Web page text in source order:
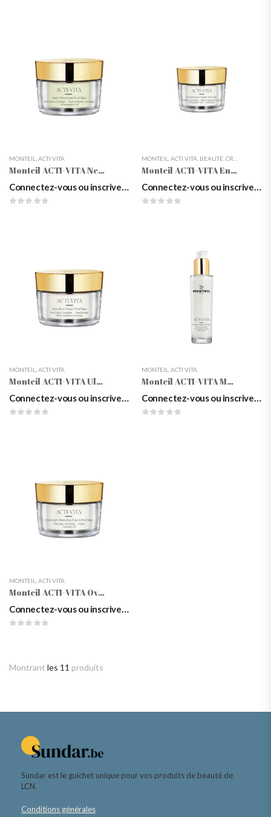
MONTEIL ACTI VITA
Monteil ACTI-VITA Neck Treatment ProCGen
Connectez-vous ou inscrivez-vous pour voir les prix
MONTEIL ACTI VITA BEAUTÉ CRÈMES & SÉRUMS DES YEUX
Monteil ACTI-VITA Enriched Eye Creme ProCGen, 15ml
Connectez-vous ou inscrivez-vous pour voir les prix
MONTEIL ACTI VITA
Monteil ACTI-VITA Ultra Rich Creme ProCGen
Connectez-vous ou inscrivez-vous pour voir les prix
MONTEIL ACTI VITA
Monteil ACTI-VITA Moisture Lotion ProCGen, 50ml
Connectez-vous ou inscrivez-vous pour voir les prix
MONTEIL ACTI VITA
Monteil ACTI-VITA Overnight Restoring Creme ProCGen
Connectez-vous ou inscrivez-vous pour voir les prix
Montrant les 11 produits
Sundar est le guichet unique pour vos produits de beauté de
LCN.
Conditions générales